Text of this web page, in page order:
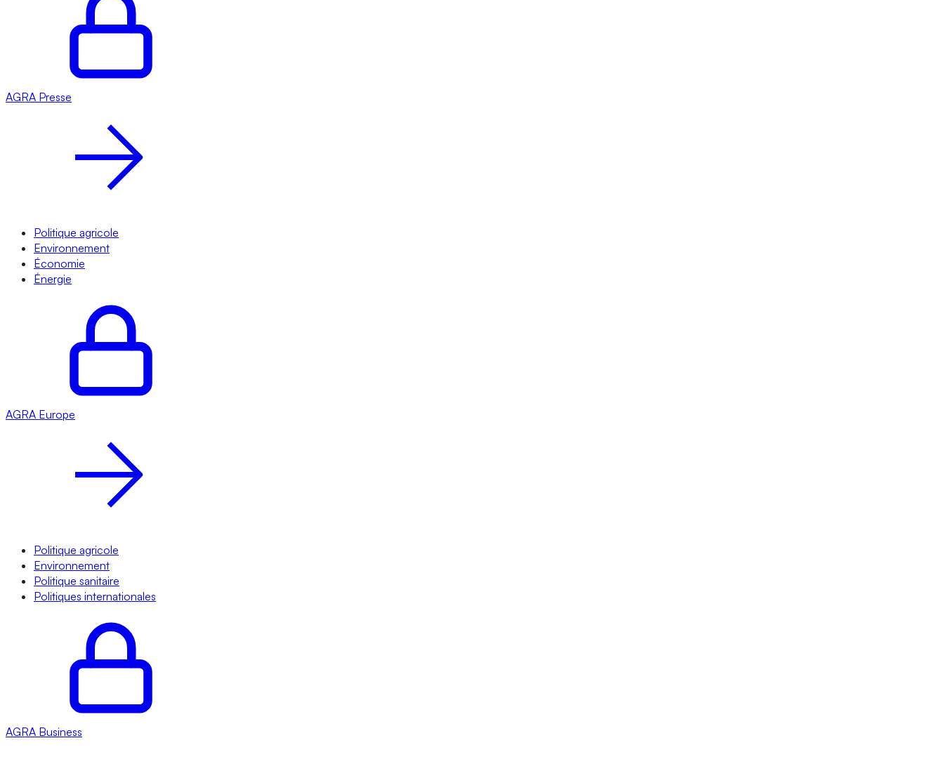
AGRA Presse
Politique agricole
Environnement
Économie
Énergie
AGRA Europe
Politique agricole
Environnement
Politique sanitaire
Politiques internationales
AGRA Business